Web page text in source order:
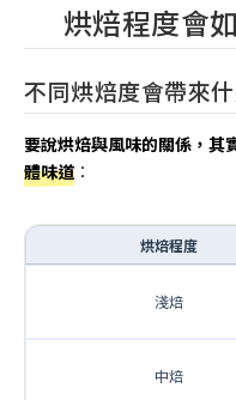
烘焙程度會
不同烘焙度會帶來
要說烘焙與風味的關係，其
體味道：
烘焙程度
淺焙
中焙